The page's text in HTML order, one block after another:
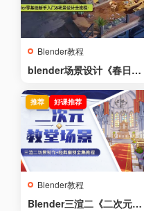
Blender教程
blender场景设计《春日列
场景设计全流程
Blender教程
Blender三渲二《二次元教
推荐 好课推荐